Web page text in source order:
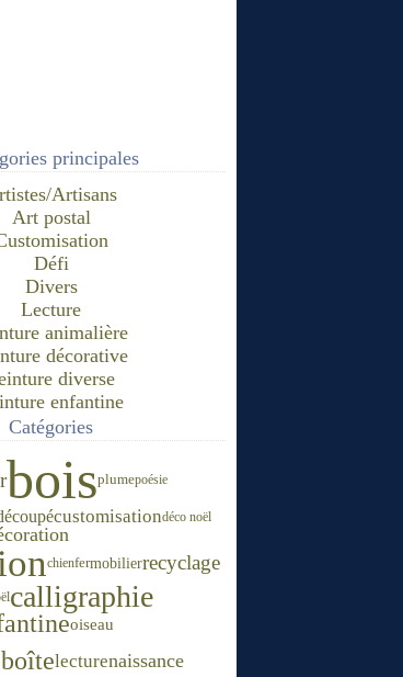
principales
Artisans
Art postal
Défi
Divers
Lecture
animalière
décorative
diverse
enfantine
Catégories
boisplumepoésie
customisationdéco noël
chienfermobilierrecyclage
calligraphie
oiseau
boîtelecturenaissance